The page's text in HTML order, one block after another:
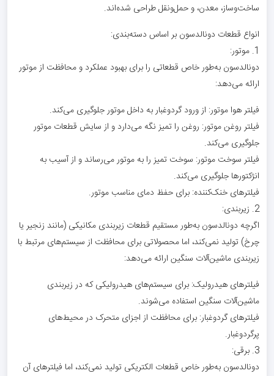
ساخت‌وساز، معدن، و حمل‌ونقل طراحی شده‌اند.
انواع قطعات دونالدسون بر اساس دسته‌بندی:
1. موتور:
دونالدسون به‌طور خاص قطعاتی را برای بهبود عملکرد و محافظت از موتور
ارائه می‌دهد:
فیلتر هوا موتور: از ورود گردوغبار به داخل موتور جلوگیری می‌کند.
فیلتر روغن موتور: روغن را تمیز نگه می‌دارد و از سایش قطعات موتور
جلوگیری می‌کند.
فیلتر سوخت موتور: سوخت تمیز را به موتور می‌رساند و از آسیب به
انژکتورها جلوگیری می‌کند.
فیلترهای خنک‌کننده: برای حفظ دمای مناسب موتور.
2. زیربندی:
اگرچه دونالدسون به‌طور مستقیم قطعات زیربندی مکانیکی (مانند زنجیر یا
چرخ) تولید نمی‌کند، اما محصولاتی برای محافظت از سیستم‌های مرتبط با
زیربندی ماشین‌آلات سنگین ارائه می‌دهد:
فیلترهای هیدرولیک: برای سیستم‌های هیدرولیکی که در زیربندی
ماشین‌آلات سنگین استفاده می‌شوند.
فیلترهای گردوغبار: برای محافظت از اجزای متحرک در محیط‌های
پرگردوغبار.
3. برقی:
دونالدسون به‌طور خاص قطعات الکتریکی تولید نمی‌کند، اما فیلترهای آن